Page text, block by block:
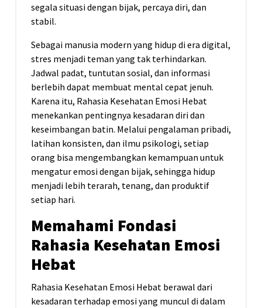
segala situasi dengan bijak, percaya diri, dan
stabil.
Sebagai manusia modern yang hidup di era digital,
stres menjadi teman yang tak terhindarkan.
Jadwal padat, tuntutan sosial, dan informasi
berlebih dapat membuat mental cepat jenuh.
Karena itu, Rahasia Kesehatan Emosi Hebat
menekankan pentingnya kesadaran diri dan
keseimbangan batin. Melalui pengalaman pribadi,
latihan konsisten, dan ilmu psikologi, setiap
orang bisa mengembangkan kemampuan untuk
mengatur emosi dengan bijak, sehingga hidup
menjadi lebih terarah, tenang, dan produktif
setiap hari.
Memahami Fondasi
Rahasia Kesehatan Emosi
Hebat
Rahasia Kesehatan Emosi Hebat berawal dari
kesadaran terhadap emosi yang muncul di dalam